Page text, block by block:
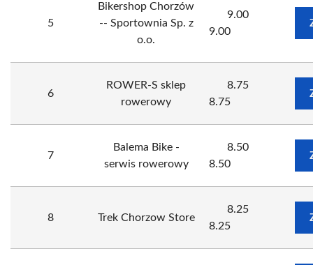
5
Bikershop Chorzów
-- Sportownia Sp. z
o.o.
9.00
9.00
6
ROWER-S sklep
rowerowy
8.75
8.75
7
Balema Bike -
serwis rowerowy
8.50
8.50
8 Trek Chorzow Store
8.25
8.25